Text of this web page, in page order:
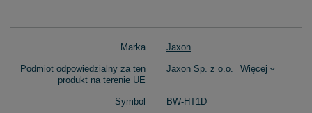
Marka Jaxon
Podmiot odpowiedzialny za ten
produkt na terenie UE
Jaxon Sp. z o.o. Więcej
Symbol BW-HT1D